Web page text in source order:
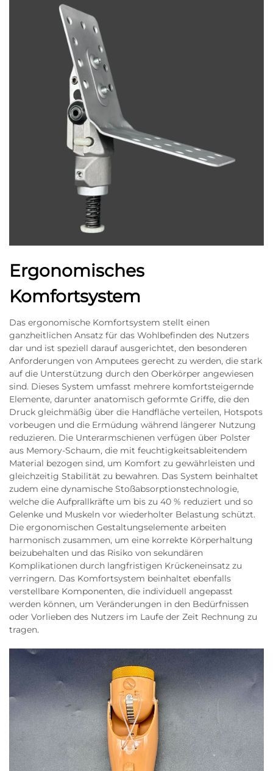
Ergonomisches
Komfortsystem
Das ergonomische Komfortsystem stellt einen
ganzheitlichen Ansatz für das Wohlbefinden des Nutzers
dar und ist speziell darauf ausgerichtet, den besonderen
Anforderungen von Amputees gerecht zu werden, die stark
auf die Unterstützung durch den Oberkörper angewiesen
sind. Dieses System umfasst mehrere komfortsteigernde
Elemente, darunter anatomisch geformte Griffe, die den
Druck gleichmäßig über die Handfläche verteilen, Hotspots
vorbeugen und die Ermüdung während längerer Nutzung
reduzieren. Die Unterarmschienen verfügen über Polster
aus Memory-Schaum, die mit feuchtigkeitsableitendem
Material bezogen sind, um Komfort zu gewährleisten und
gleichzeitig Stabilität zu bewahren. Das System beinhaltet
zudem eine dynamische Stoßabsorptionstechnologie,
welche die Aufprallkräfte um bis zu 40 % reduziert und so
Gelenke und Muskeln vor wiederholter Belastung schützt.
Die ergonomischen Gestaltungselemente arbeiten
harmonisch zusammen, um eine korrekte Körperhaltung
beizubehalten und das Risiko von sekundären
Komplikationen durch langfristigen Krückeneinsatz zu
verringern. Das Komfortsystem beinhaltet ebenfalls
verstellbare Komponenten, die individuell angepasst
werden können, um Veränderungen in den Bedürfnissen
oder Vorlieben des Nutzers im Laufe der Zeit Rechnung zu
tragen.